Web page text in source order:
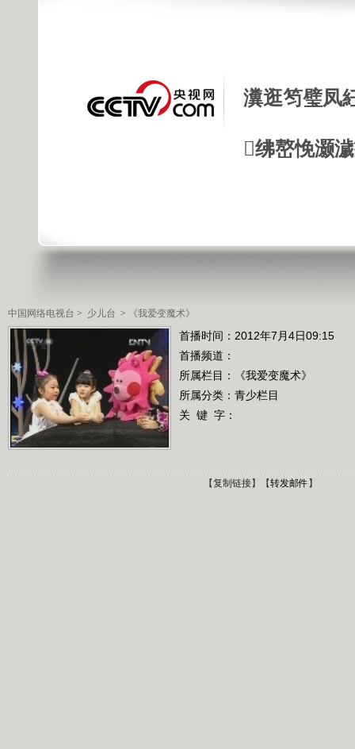
瀵逛笉璧凤
绋嶅悗灏
中国网络电视台 > 少儿台 > 《我爱变魔术》
首播时间：2012年7月4日09:15
首播频道：
所属栏目：
《我爱变魔术》
所属分类：青少栏目
关 键 字：
【复制链接】【转发邮件】